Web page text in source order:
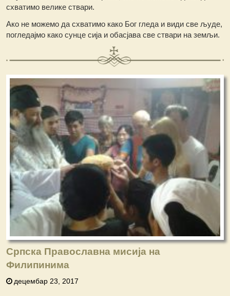
схватимо велике ствари.
Ако не можемо да схватимо како Бог гледа и види све људе,
погледајмо како сунце сија и обасјава све ствари на земљи.
Српска Православна мисија на
Филипинима
децембар 23, 2017